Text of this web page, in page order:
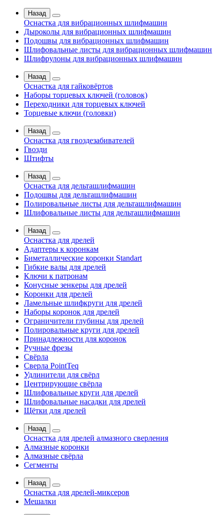
Назад
Оснастка для вибрационных шлифмашин
Дыроколы для вибрационных шлифмашин
Подошвы для вибрационных шлифмашин
Шлифовальные листы для вибрационных шлифмашин
Шлифрулоны для вибрационных шлифмашин
Назад
Оснастка для гайковёртов
Наборы торцевых ключей (головок)
Переходники для торцевых ключей
Торцевые ключи (головки)
Назад
Оснастка для гвоздезабивателей
Гвозди
Штифты
Назад
Оснастка для дельташлифмашин
Подошвы для дельташлифмашин
Полировальные листы для дельташлифмашин
Шлифовальные листы для дельташлифмашин
Назад
Оснастка для дрелей
Адаптеры к коронкам
Биметаллические коронки Standart
Гибкие валы для дрелей
Ключи к патронам
Конусные зенкеры для дрелей
Коронки для дрелей
Ламельные шлифкруги для дрелей
Наборы коронок для дрелей
Ограничители глубины для дрелей
Полировальные круги для дрелей
Принадлежности для коронок
Ручные фрезы
Свёрла
Сверла PointTeq
Удлинители для свёрл
Центрирующие свёрла
Шлифовальные круги для дрелей
Шлифовальные насадки для дрелей
Щётки для дрелей
Назад
Оснастка для дрелей алмазного сверления
Алмазные коронки
Алмазные свёрла
Сегменты
Назад
Оснастка для дрелей-миксеров
Мешалки